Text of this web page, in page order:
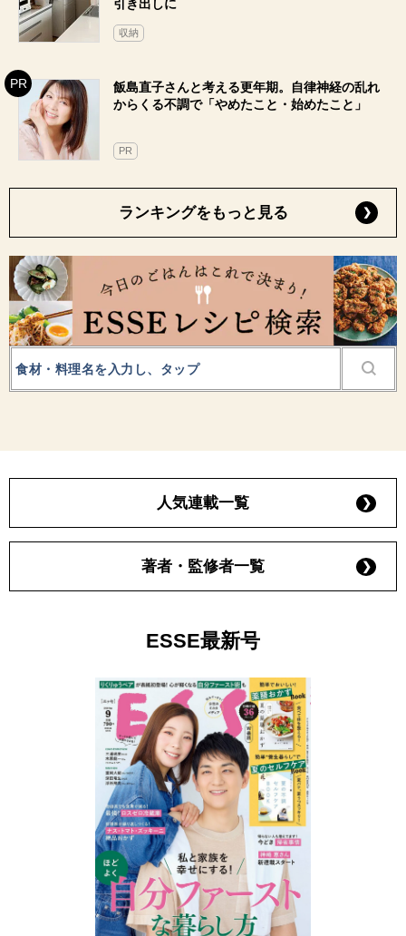
引き出しに
収納
飯島直子さんと考える更年期。自律神経の乱れ
からくる不調で「やめたこと・始めたこと」
PR
ランキングをもっと見る
人気連載一覧
著者・監修者一覧
ESSE最新号